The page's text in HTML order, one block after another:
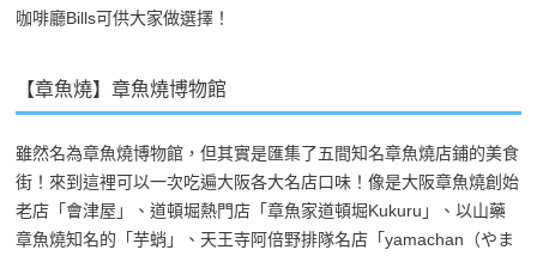
咖啡廳Bills可供大家做選擇！
【章魚燒】章魚燒博物館
雖然名為章魚燒博物館，但其實是匯集了五間知名章魚燒店鋪的美食
街！來到這裡可以一次吃遍大阪各大名店口味！像是大阪章魚燒創始
老店「會津屋」、道頓堀熱門店「章魚家道頓堀Kukuru」、以山藥
章魚燒知名的「芋蛸」、天王寺阿倍野排隊名店「yamachan（やま